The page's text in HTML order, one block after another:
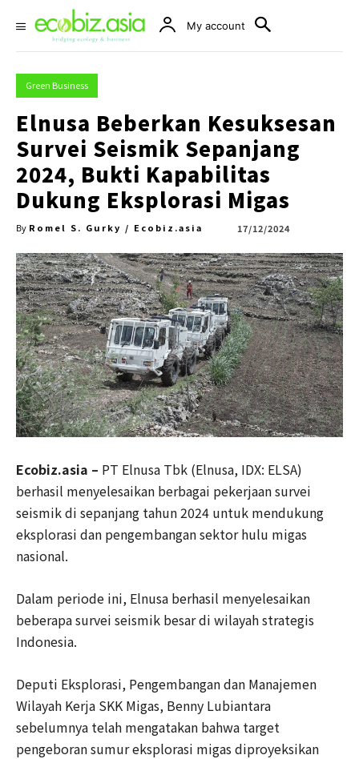
My account
Green Business
Elnusa Beberkan Kesuksesan
Survei Seismik Sepanjang
2024, Bukti Kapabilitas
Dukung Eksplorasi Migas
By Romel S. Gurky / Ecobiz.asia 17/12/2024
Ecobiz.asia – PT Elnusa Tbk (Elnusa, IDX: ELSA)
berhasil menyelesaikan berbagai pekerjaan survei
seismik di sepanjang tahun 2024 untuk mendukung
eksplorasi dan pengembangan sektor hulu migas
nasional.
Dalam periode ini, Elnusa berhasil menyelesaikan
beberapa survei seismik besar di wilayah strategis
Indonesia.
Deputi Eksplorasi, Pengembangan dan Manajemen
Wilayah Kerja SKK Migas, Benny Lubiantara
sebelumnya telah mengatakan bahwa target
pengeboran sumur eksplorasi migas diproyeksikan